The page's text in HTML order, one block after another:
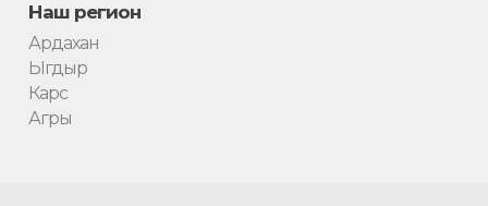
Наш регион
Ардахан
Ыгдыр
Карс
Агры